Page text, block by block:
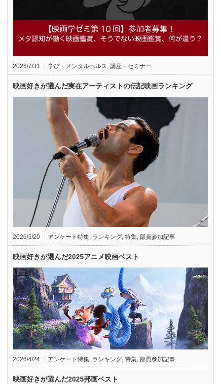
2026/7/31 学び・メンタルヘルス, 講座・セミナー
映画好きが選んだ実在アーティストの伝記映画ランキング
2026/5/20 アンケート特集, ランキング, 特集, 部員参加記事
映画好きが選んだ2025アニメ映画ベスト
2026/4/24 アンケート特集 ランキング 特集 部員参加記事
映画好きが選んだ2025邦画ベスト